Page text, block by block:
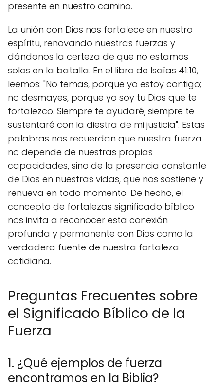
presente en nuestro camino.
La unión con Dios nos fortalece en nuestro
espíritu, renovando nuestras fuerzas y
dándonos la certeza de que no estamos
solos en la batalla. En el libro de Isaías 41:10,
leemos: "No temas, porque yo estoy contigo;
no desmayes, porque yo soy tu Dios que te
fortalezco. Siempre te ayudaré, siempre te
sustentaré con la diestra de mi justicia". Estas
palabras nos recuerdan que nuestra fuerza
no depende de nuestras propias
capacidades, sino de la presencia constante
de Dios en nuestras vidas, que nos sostiene y
renueva en todo momento. De hecho, el
concepto de fortalezas significado bíblico
nos invita a reconocer esta conexión
profunda y permanente con Dios como la
verdadera fuente de nuestra fortaleza
cotidiana.
Preguntas Frecuentes sobre
el Significado Bíblico de la
Fuerza
1. ¿Qué ejemplos de fuerza
encontramos en la Biblia?